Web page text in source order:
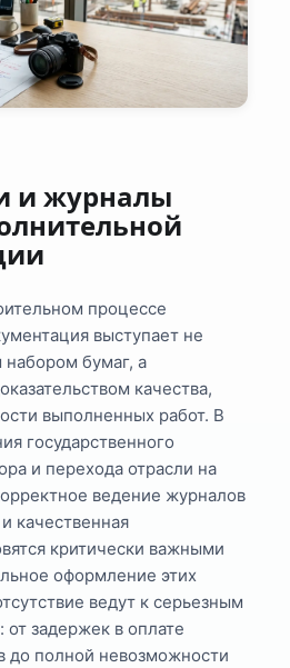
и журналы
процессе
выступает не
бумаг, а
качества,
выполненных работ. В
государственного
и перехода отрасли на
ведение журналов
качественная
критически важными
оформление этих
ведут к серьезным
задержек в оплате
до полной невозможности